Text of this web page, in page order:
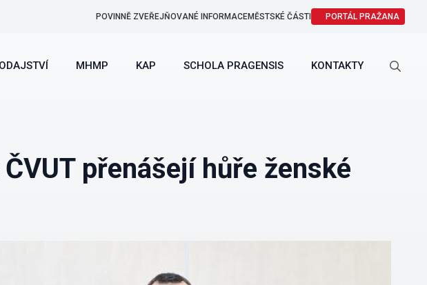
POVINNĚ ZVEŘEJŇOVANÉ INFORMACEMĚSTSKÉ ČÁSTI PORTÁL PRAŽANA
MHMP KAP SCHOLA PRAGENSIS KONTAKTY
přenášejí hůře ženské